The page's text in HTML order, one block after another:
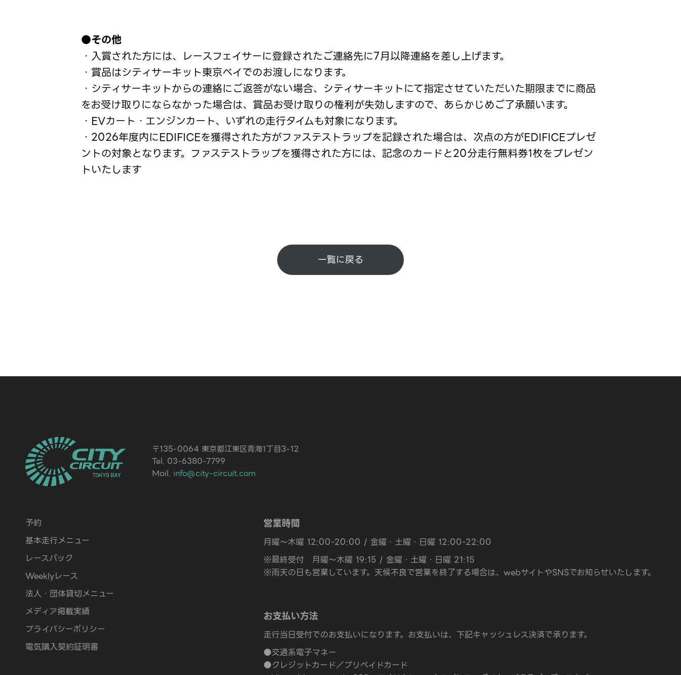
●その他
・入賞された方には、レースフェイサーに登録されたご連絡先に7月以降連絡を差し上げます。
・賞品はシティサーキット東京ベイでのお渡しになります。
・シティサーキットからの連絡にご返答がない場合、シティサーキットにて指定させていただいた期限までに商品
をお受け取りにならなかった場合は、賞品お受け取りの権利が失効しますので、あらかじめご了承願います。
・EVカート・エンジンカート、いずれの走行タイムも対象になります。
・2026年度内にEDIFICEを獲得された方がファステストラップを記録された場合は、次点の方がEDIFICEプレゼ
ントの対象となります。ファステストラップを獲得された方には、記念のカードと20分走行無料券1枚をプレゼン
トいたします
一覧に戻る
〒135-0064 東京都江東区青海1丁目3-12
Tel. 03-6380-7799
Mail. info@city-circuit.com
営業時間
月曜～木曜 12:00-20:00 / 金曜・土曜・日曜 12:00-22:00
※最終受付 月曜～木曜 19:15 / 金曜・土曜・日曜 21:15
※雨天の日も営業しています。天候不良で営業を終了する場合は、webサイトやSNSでお知らせいたします。
お支払い方法
走行当日受付でのお支払いになります。お支払いは、下記キャッシュレス決済で承ります。
●交通系電子マネー
●クレジットカード／プリペイドカード
予約
基本走行メニュー
レースパック
Weeklyレース
法人・団体貸切メニュー
メディア掲載実績
プライバシーポリシー
電気購入契約証明書